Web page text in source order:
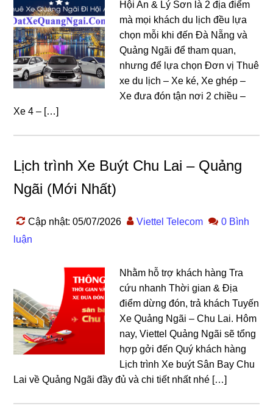
Hội An & Lý Sơn là 2 địa điểm
mà mọi khách du lịch đều lựa
chọn mỗi khi đến Đà Nẵng và
Quảng Ngãi để tham quan,
nhưng để lựa chọn Đơn vị Thuê
xe du lịch – Xe ké, Xe ghép –
Xe đưa đón tận nơi 2 chiều –
Xe 4 – […]
Lịch trình Xe Buýt Chu Lai – Quảng
Ngãi (Mới Nhất)
Cập nhật: 05/07/2026 Viettel Telecom
0 Bình
luận
Nhằm hỗ trợ khách hàng Tra
cứu nhanh Thời gian & Địa
điểm dừng đón, trả khách Tuyến
Xe Quảng Ngãi – Chu Lai. Hôm
nay, Viettel Quảng Ngãi sẽ tổng
hợp gởi đến Quý khách hàng
Lịch trình Xe buýt Sân Bay Chu
Lai về Quảng Ngãi đầy đủ và chi tiết nhất nhé […]